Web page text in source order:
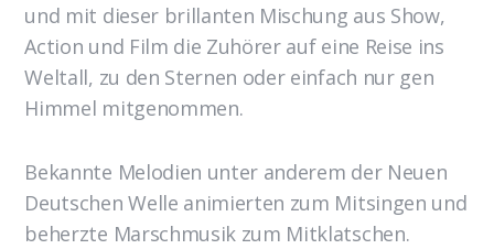
und mit dieser brillanten Mischung aus Show,
Action und Film die Zuhörer auf eine Reise ins
Weltall, zu den Sternen oder einfach nur gen
Himmel mitgenommen.
Bekannte Melodien unter anderem der Neuen
Deutschen Welle animierten zum Mitsingen und
beherzte Marschmusik zum Mitklatschen.